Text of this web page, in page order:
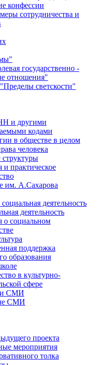
конфессии
сотрудничества и
государственно -
отношения"
светскости"
и другими
кодами
в обществе в целом
человека
практическое
им. А.Сахарова
деятельность
деятельность
о социальном
поддержка
образования
в культурно-
сфере
и СМИ
СМИ
проекта
мероприятия
толка